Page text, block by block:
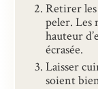
Retirer les
peler. Les
hauteur
écrasée.
Laisser
soient